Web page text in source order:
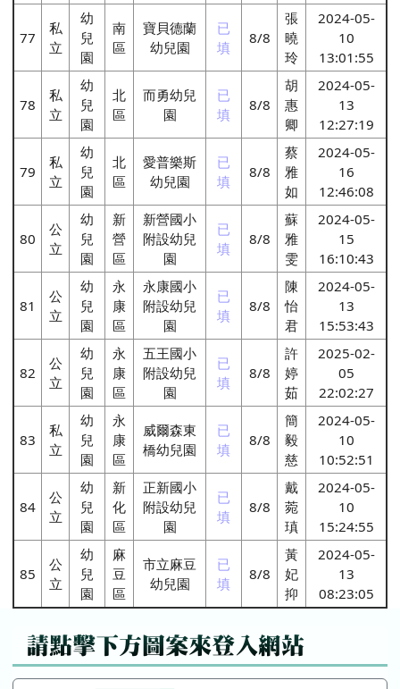
77
私
立
幼
兒
園
南
區
寶貝德蘭
幼兒園
已
填
8/8
張
曉
玲
2024-05-
10
13:01:55
78
私
立
幼
兒
園
北
區
而勇幼兒
園
已
填
8/8
胡
惠
卿
2024-05-
13
12:27:19
79
私
立
幼
兒
園
北
區
愛普樂斯
幼兒園
已
填
8/8
蔡
雅
如
2024-05-
16
12:46:08
80
公
立
幼
兒
園
新
營
區
新營國小
附設幼兒
園
已
填
8/8
蘇
雅
雯
2024-05-
15
16:10:43
81
公
立
幼
兒
園
永
康
區
永康國小
附設幼兒
園
已
填
8/8
陳
怡
君
2024-05-
13
15:53:43
82
公
立
幼
兒
園
永
康
區
五王國小
附設幼兒
園
已
填
8/8
許
婷
茹
2025-02-
05
22:02:27
83
私
立
幼
兒
園
永
康
區
威爾森東
橋幼兒園
已
填
8/8
簡
毅
慈
2024-05-
10
10:52:51
84
公
立
幼
兒
園
新
化
區
正新國小
附設幼兒
園
已
填
8/8
戴
菀
瑱
2024-05-
10
15:24:55
85
公
立
幼
兒
園
麻
豆
區
市立麻豆
幼兒園
已
填
8/8
黃
妃
抑
2024-05-
13
08:23:05
左邊區域內容
請點擊下方圖案來登入網站